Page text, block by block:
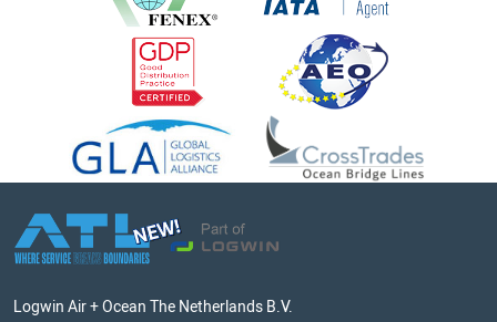
Logwin Air + Ocean The Netherlands B.V.